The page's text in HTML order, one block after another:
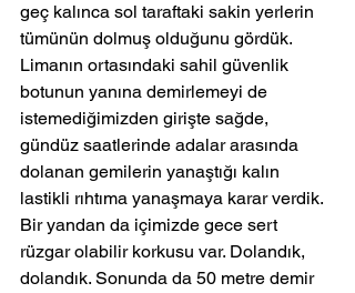
geç kalınca sol taraftaki sakin yerlerin
tümünün dolmuş olduğunu gördük.
Limanın ortasındaki sahil güvenlik
botunun yanına demirlemeyi de
istemediğimizden girişte sağde,
gündüz saatlerinde adalar arasında
dolanan gemilerin yanaştığı kalın
lastikli rıhtıma yanaşmaya karar verdik.
Bir yandan da içimizde gece sert
rüzgar olabilir korkusu var. Dolandık,
dolandık. Sonunda da 50 metre demir